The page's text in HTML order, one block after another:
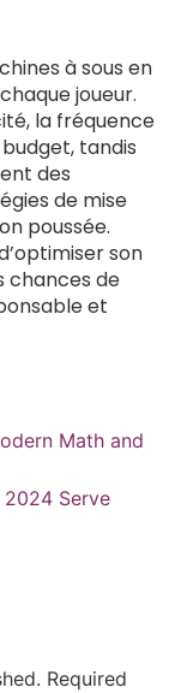
à sous en
joueur.
la fréquence
tandis
des
de mise
poussée.
son
chances de
et
Math and
2024 Serve
Required